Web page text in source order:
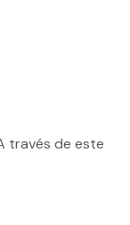
través de este